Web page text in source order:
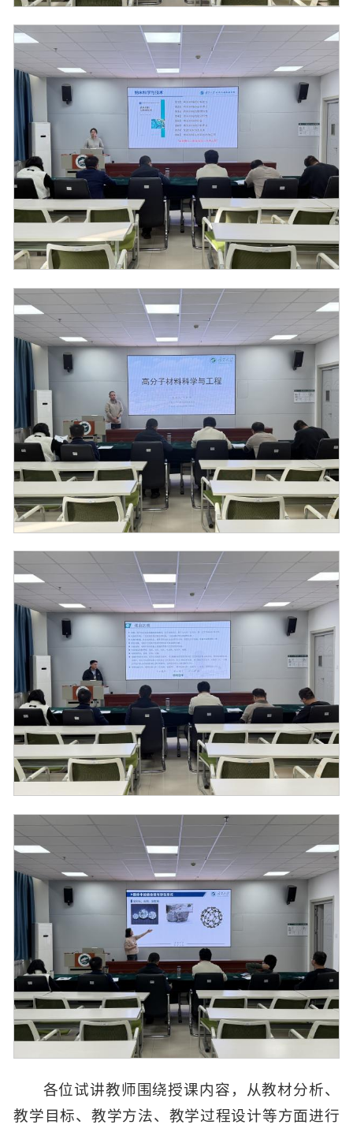
各位试讲教师围绕授课内容，从教材分析、
教学目标、教学方法、教学过程设计等方面进行